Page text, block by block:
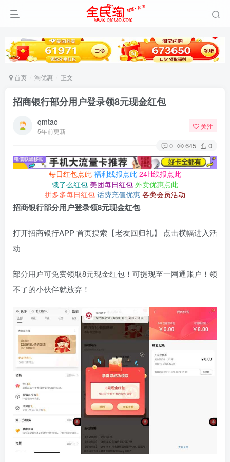
首页 淘优惠 正文
招商银行部分用户登录领8元现金红包
qmtao
5年前更新
关注
0 645 0
每日红包点此 福利线报点此 24H线报点此
饿了么红包 美团每日红包 外卖优惠点此
拼多多每日红包 话费充值优惠 各类会员活动
招商银行部分用户登录领8元现金红包
打开招商银行APP 首页搜索【老友回归礼】 点击横幅进入活
动
部分用户可免费领取8元现金红包！可提现至一网通账户！领
不了的小伙伴就放弃！